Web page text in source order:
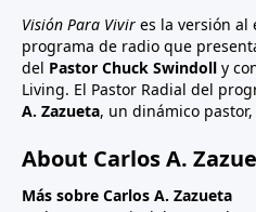
Visión Para Vivir es la versión
programa de radio que
del Pastor Chuck Swindoll y
Living. El Pastor Radial del
A. Zazueta, un dinámico
About Carlos A.
Más sobre Carlos A. Zazueta